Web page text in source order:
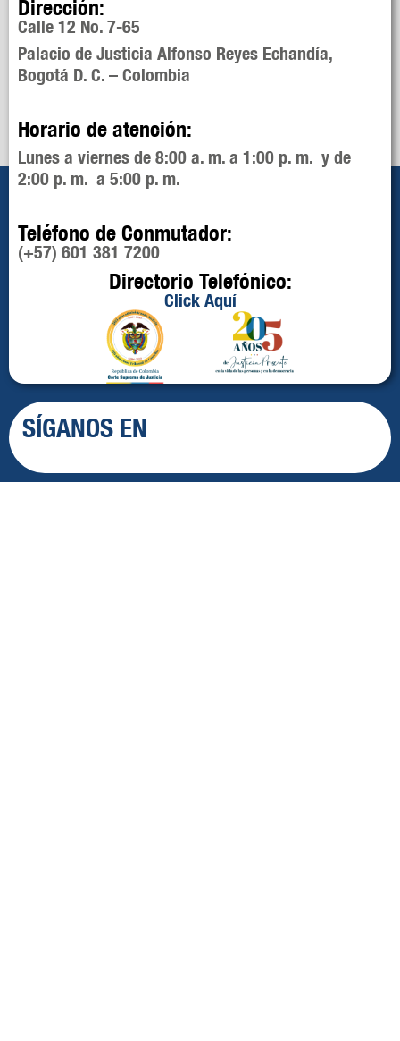
Dirección:
Calle 12 No. 7-65
Palacio de Justicia Alfonso Reyes Echandía,
Bogotá D. C. – Colombia
Horario de atención:
Lunes a viernes de 8:00 a. m. a 1:00 p. m. y de
2:00 p. m. a 5:00 p. m.
Teléfono de Conmutador:
(+57) 601 381 7200
Directorio Telefónico:
Click Aquí
SÍGANOS EN